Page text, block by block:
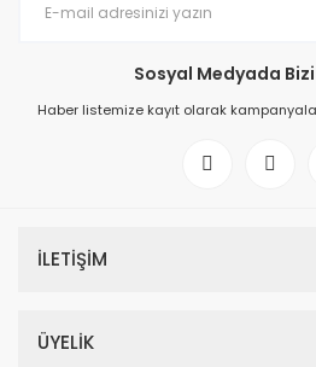
Sosyal Medyada
Haber listemize kayıt olarak
İLETİŞİM
ÜYELİK